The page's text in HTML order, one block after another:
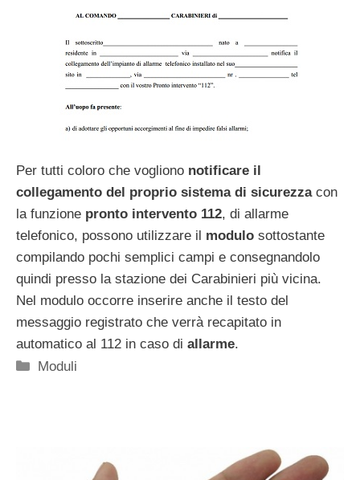
Per tutti coloro che vogliono notificare il
collegamento del proprio sistema di sicurezzacon
la funzione pronto intervento 112, di allarme
telefonico, possono utilizzare il modulo sottostante
compilando pochi semplici campi e consegnandolo
quindi presso la stazione dei Carabinieri più vicina.
Nel modulo occorre inserire anche il testo del
messaggio registrato che verrà recapitato in
automatico al 112 in caso di allarme.
Categorie
Moduli